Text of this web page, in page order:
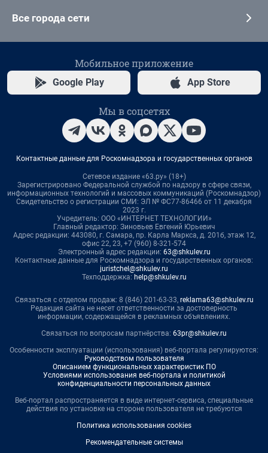
Все города сети
Мобильное приложение
Google Play App Store
Мы в соцсетях
Контактные данные для Роскомнадзора и государственных органов
Сетевое издание «63.ру» (18+)
Зарегистрировано Федеральной службой по надзору в сфере связи,
информационных технологий и массовых коммуникаций (Роскомнадзор)
Свидетельство о регистрации СМИ: ЭЛ № ФС77-86466 от 11 декабря
2023 г.
Учредитель: ООО «ИНТЕРНЕТ ТЕХНОЛОГИИ»
Главный редактор: Зиновьев Евгений Юрьевич
Адрес редакции: 443080, г. Самара, пр. Карла Маркса, д. 201б, этаж 12,
офис 22, 23, +7 (960) 8-321-574
Электронный адрес редакции: 63@shkulev.ru
Контактные данные для Роскомнадзора и государственных органов:
juristchel@shkulev.ru
Техподдержка: help@shkulev.ru
Связаться с отделом продаж: 8 (846) 201-63-33, reklama63@shkulev.ru
Редакция сайта не несет ответственности за достоверность
информации, содержащейся в рекламных объявлениях.
Связаться по вопросам партнёрства: 63pr@shkulev.ru
Особенности эксплуатации (использования) веб-портала регулируются:
Руководством пользователя
Описанием функциональных характеристик ПО
Условиями использования веб-портала и политикой
конфиденциальности персональных данных
Веб-портал распространяется в виде интернет-сервиса, специальные
действия по установке на стороне пользователя не требуются
Политика использования cookies
Рекомендательные системы